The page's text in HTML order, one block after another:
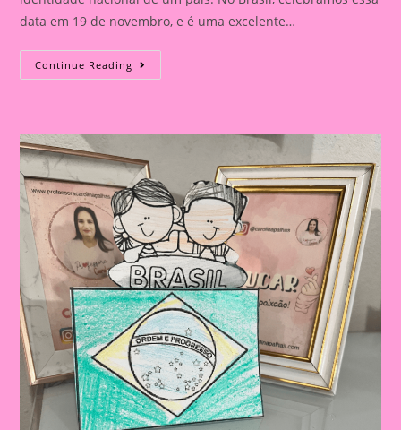
data em 19 de novembro, e é uma excelente…
Continue Reading Atividade
Dia
Bandeira
Pátria:
Ensinar
Sobre
O
Dia
Da
Bandeira
Nas
Escolas